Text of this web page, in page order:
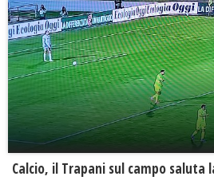
Calcio, il Trapani sul campo saluta